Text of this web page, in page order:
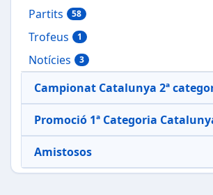
Partits 58
Trofeus 1
Notícies 3
Campionat Catalunya 2ª
Promoció 1ª Categoria
Amistosos